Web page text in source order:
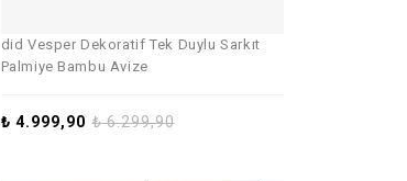
did Vesper Dekoratif Tek Duylu Sarkıt
Palmiye Bambu Avize
₺6.299,90
₺ 4.999,90